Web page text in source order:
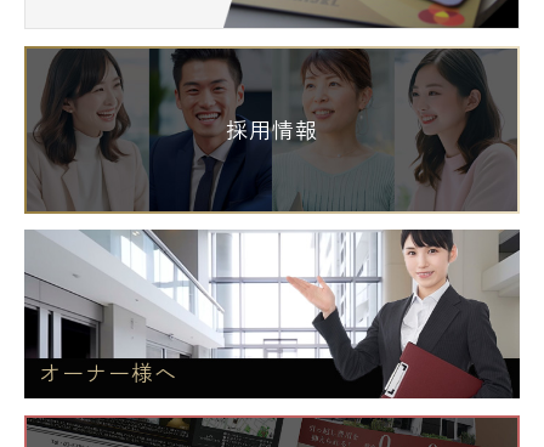
採用情報
オーナー様へ